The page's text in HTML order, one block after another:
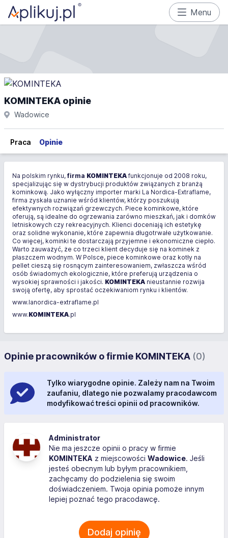
Menu
KOMINTEKA opinie
Wadowice
Praca Opinie
Na polskim rynku, firma KOMINTEKA funkcjonuje od 2008 roku,
specjalizując się w dystrybucji produktów związanych z branżą
kominkową. Jako wyłączny importer marki La Nordica-Extraflame,
firma zyskała uznanie wśród klientów, którzy poszukują
efektywnych rozwiązań grzewczych. Piece kominkowe, które
oferują, są idealne do ogrzewania zarówno mieszkań, jak i domków
letniskowych czy rekreacyjnych. Klienci doceniają ich estetykę
oraz solidne wykonanie, które zapewnia długotrwałe użytkowanie.
Co więcej, kominki te dostarczają przyjemne i ekonomiczne ciepło.
Warto zauważyć, że co trzeci klient decyduje się na kominek z
płaszczem wodnym. W Polsce, piece kominkowe oraz kotły na
pellet cieszą się rosnącym zainteresowaniem, zwłaszcza wśród
osób świadomych ekologicznie, które preferują urządzenia o
wysokiej sprawności i jakości. KOMINTEKA nieustannie rozwija
swoją ofertę, aby sprostać oczekiwaniom rynku i klientów.
www.lanordica-extraflame.pl
www.KOMINTEKA.pl
Opinie pracowników o firmie KOMINTEKA (0)
Tylko wiarygodne opinie. Zależy nam na Twoim
zaufaniu, dlatego nie pozwalamy pracodawcom
modyfikować treści opinii od pracowników.
Administrator
Nie ma jeszcze opinii o pracy w firmie
KOMINTEKA z miejscowości Wadowice. Jeśli
jesteś obecnym lub byłym pracownikiem,
zachęcamy do podzielenia się swoim
doświadczeniem. Twoja opinia pomoże innym
lepiej poznać tego pracodawcę.
Dodaj opinię